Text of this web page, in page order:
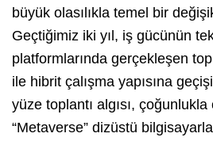
büyük olasılıkla temel bir
Geçtiğimiz iki yıl, iş gücünün
platformlarında gerçekleşen
ile hibrit çalışma yapısına
yüze toplantı algısı, çoğunlukla
“Metaverse” dizüstü